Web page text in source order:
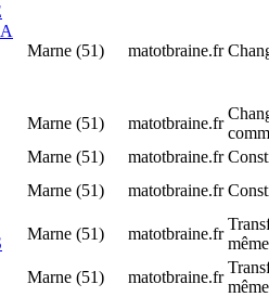
Marne (51) matotbraine.fr
Marne (51) matotbraine.fr
Marne (51) matotbraine.fr
Marne (51) matotbraine.fr
Marne (51) matotbraine.fr
Marne (51) matotbraine.fr